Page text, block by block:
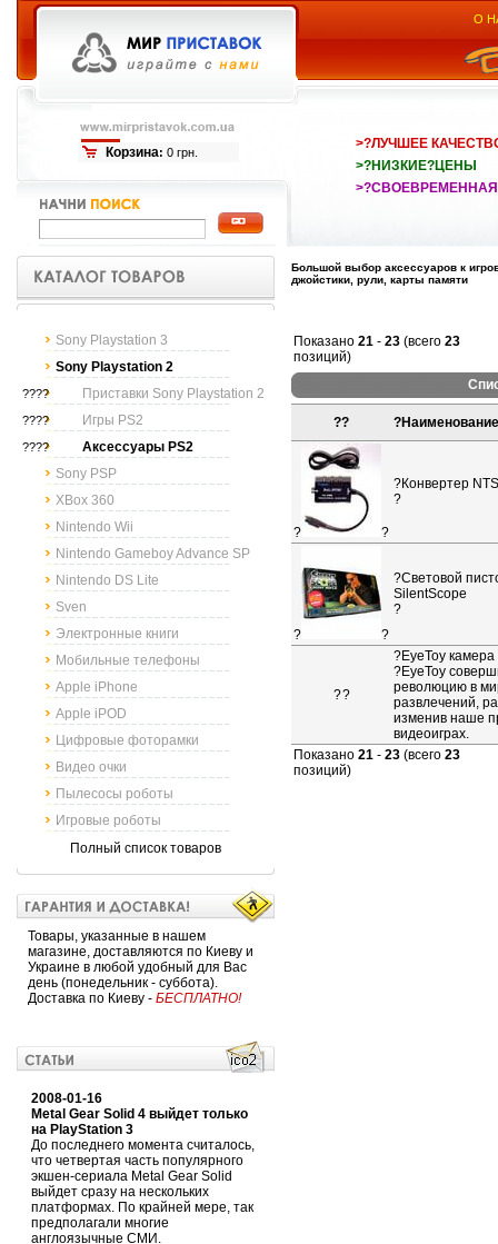
Корзина: 0 грн.
О
>?ЛУЧШЕЕ
>?НИЗКИЕ?ЦЕНЫ
Sony Playstation 3
Sony Playstation 2
???? Приставки Sony Playstation 2
???? Игры PS2
????
Аксессуары PS2
Sony PSP
XBox 360
Nintendo Wii
Nintendo Gameboy Advance SP
Nintendo DS Lite
Sven
Электронные книги
Мобильные телефоны
Apple iPhone
Apple iPOD
Цифровые фоторамки
Видео очки
Пылесосы роботы
Игровые роботы
Полный список товаров
Товары, указанные в нашем
магазине, доставляются по Киеву и
Украине в любой удобный для Вас
день (понедельник - суббота).
Доставка по Киеву - БЕСПЛАТНО!
2008-01-16
Metal Gear Solid 4 выйдет только
на PlayStation 3
До последнего момента считалось,
что четвертая часть популярного
экшен-сериала Metal Gear Solid
выйдет сразу на нескольких
платформах. По крайней мере, так
предполагали многие
англоязычные СМИ.
Большой выбор аксессуаров к
джойстики, рули, карты памяти
Показано 21 - 23 (всего 23
позиций)
?? ?Наименование
? ?
?Конвертер
?
? ?
?Световой
SilentScope
?
??
?EyeToy камера
?EyeToy
революцию в
развлечений,
изменив наше
видеоиграх.
Показано 21 - 23 (всего 23
позиций)